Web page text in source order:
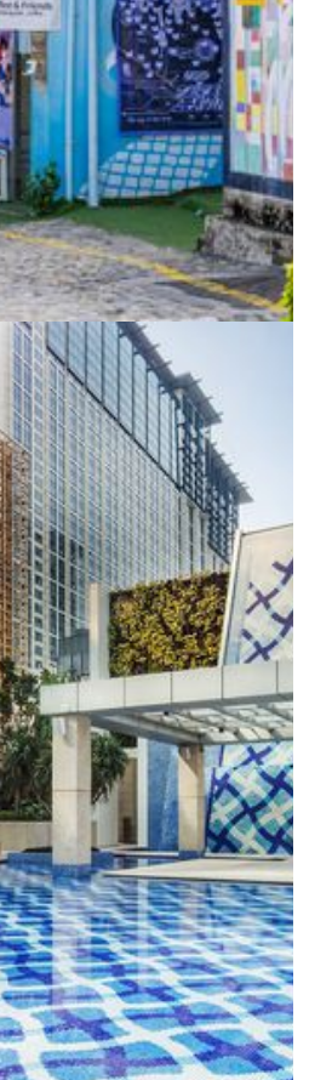
专属城市光影之旅。 以豪华轿
从容优雅的节奏穿梭澳门不同角
题路线，带您探索历史城区的中
的都会活力与地道风味，以及路
。 沿途风景如电影场景般徐徐
每一道光影、每一个转角，都诉说
让这座城市以最动人的方式呈现眼
藏时刻。
疗中心是结合传统疗愈与现代养
奢享养生新活"的理念，融合传统
康科技，呈献超越奢华的康养方
设计灵感源自葡萄牙花园，从
个细节皆为重拾身体感知、重焕
能量而精心打造。
中心内，设有多项先进健身器材
，用作改善心脏功能训练与力度
蹈教室，为宾客提供理想的热身
训练效果与运动表现。此外，健
务与专业训练建议，并由通晓多
教练量身打造个人化课程。